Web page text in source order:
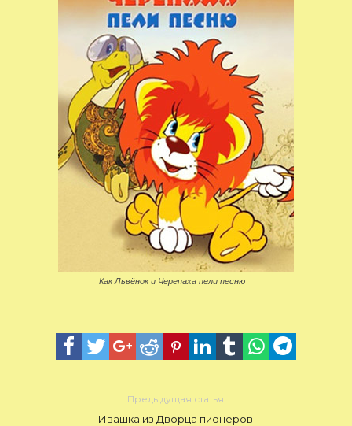
Как Львёнок и Черепаха пели песню
Предыдущая статья
Ивашка из Дворца пионеров